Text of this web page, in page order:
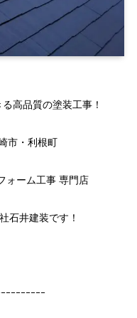
高品質の塗装工事！
市・利根町
ォーム工事 専門店
石井建装です！
ｰｰｰｰｰｰｰｰ